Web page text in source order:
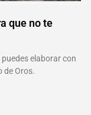
que no te
elaborar con
de Oros.